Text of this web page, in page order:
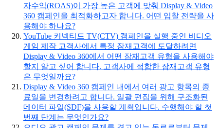
자수익(ROAS)이 가장 높은 고객에 맞춰 Display & Video
360 캠페인을 최적화하고자 합니다. 어떤 입찰 전략을 사
용해야 하나요?
YouTube 커넥티드 TV(CTV) 캠페인을 실행 중인 비디오
게임 제작 고객사에서 특정 잠재고객에 도달하려면
Display & Video 360에서 어떤 잠재고객 유형을 사용해야
할지 알고 싶어 합니다. 고객사에 적합한 잠재고객 유형
은 무엇일까요?
Display & Video 360 캠페인 내에서 여러 광고 항목의 종
료일을 변경하려고 합니다. 일괄 편집을 위해 구조화된
데이터 파일(SDF)을 사용할 계획입니다. 수행해야 할 첫
번째 단계는 무엇인가요?